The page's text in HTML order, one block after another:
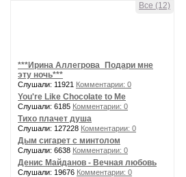
Все (12)
***Ирина Аллегрова_Подари мне
эту ночь***
Слушали: 11921 Комментарии: 0
You're Like Chocolate to Me
Слушали: 6185 Комментарии: 0
Тихо плачет душа
Слушали: 127228 Комментарии: 0
Дым сигарет с минтолом
Слушали: 6638 Комментарии: 0
Денис Майданов - Вечная любовь
Слушали: 19676 Комментарии: 0